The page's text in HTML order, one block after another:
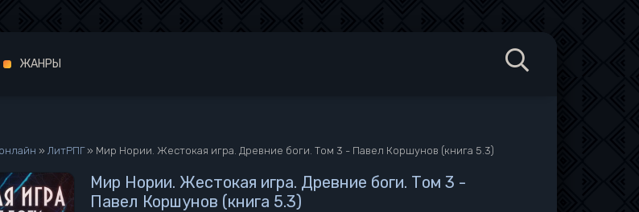
» ЛитРПГ» Мир Нории. Жестокая игра. Древние боги. Том 3 - Павел Коршунов (книга 5.3)
Мир Нории. Жестокая игра. Древние боги. Том 3 -
Павел Коршунов (книга 5.3)
ЖАНРЫ